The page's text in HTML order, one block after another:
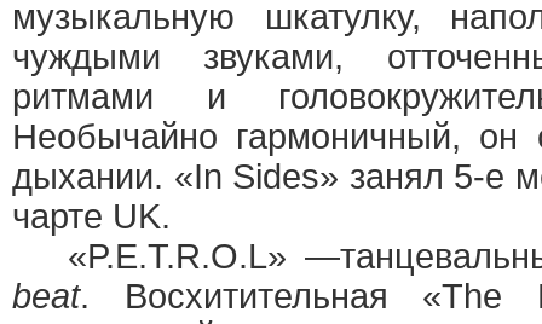
музыкальную шкатулку,
чуждыми звуками,
ритмами и
Необычайно гармоничный, он
дыхании. «In Sides» занял 5-е
чарте UK.
«P.E.T.R.O.L»
beat. Восхитительная «The